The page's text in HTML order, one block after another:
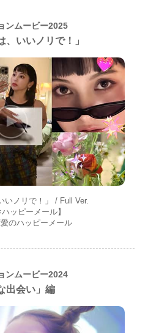
ンムービー2025
、いいノリで！」
いノリで！」 / Full Ver.
ッピーメール】
のハッピーメール
ンムービー2024
出会い」編